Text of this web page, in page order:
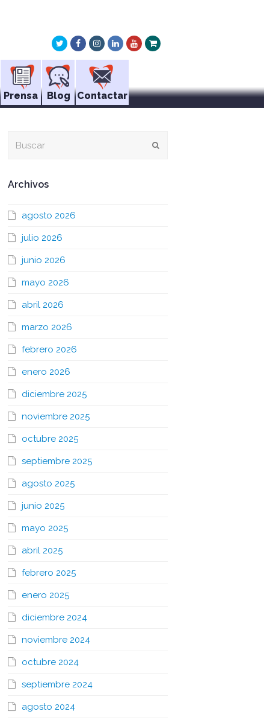
TwitterFacebookInstagram
LinkedInYoutube
Xing
Prensa Blog Contactar
Archivos
agosto 2026
julio 2026
junio 2026
mayo 2026
abril 2026
marzo 2026
febrero 2026
enero 2026
diciembre 2025
noviembre 2025
octubre 2025
septiembre 2025
agosto 2025
junio 2025
mayo 2025
abril 2025
febrero 2025
enero 2025
diciembre 2024
noviembre 2024
octubre 2024
septiembre 2024
agosto 2024